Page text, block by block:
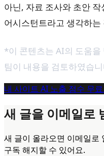
아닌, 자료 조사와 초안
어시스턴트라고 생각하
*이 콘텐츠는 AI의 도움을
팀이 내용을 검토하였습
내 사이트 AI 노출 점수 무
새 글을 이메일로
새 글이 올라오면 이메일로
구독 해지할 수 있어요.